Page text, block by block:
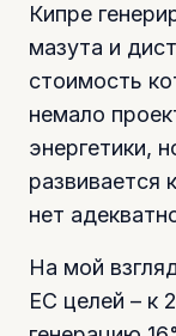
Кипре
мазута и
стоимость
немало
энергетики,
развивается
нет
На мой
ЕС целей – к